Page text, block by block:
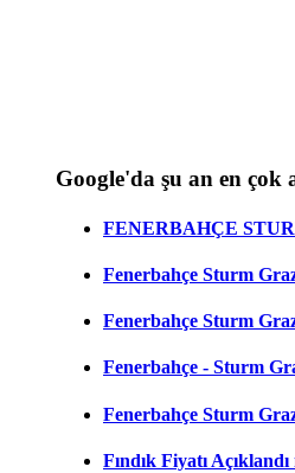
Google'da şu an en çok
FENERBAHÇE
Fenerbahçe Sturm
Fenerbahçe Sturm
Fenerbahçe - Sturm
Fenerbahçe Sturm
Fındık Fiyatı